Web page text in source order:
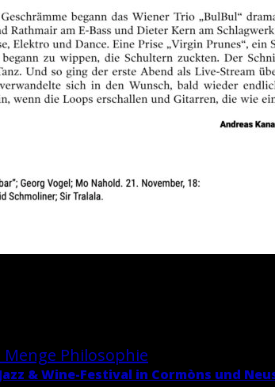
Menge Phi­lo­so­phie
& Wi­ne-Fes­ti­val in Cormòns und